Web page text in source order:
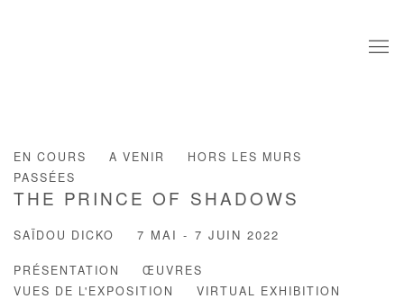
EN COURS A VENIR
HORS LES MURS
PASSÉES
THE PRINCE OF SHADOWS
SAÏDOU DICKO 7 MAI - 7 JUIN 2022
PRÉSENTATION
ŒUVRES
VUES DE L'EXPOSITION
VIRTUAL EXHIBITION